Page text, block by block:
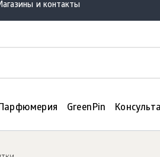
и контакты
GreenPin